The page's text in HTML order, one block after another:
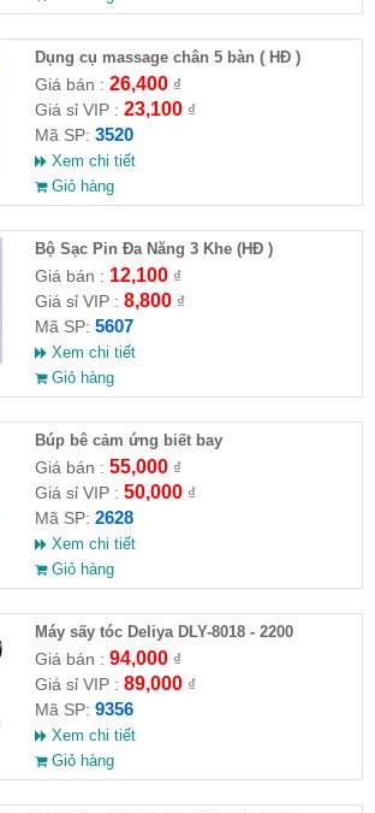
Dụng cụ massage chân 5 bàn ( HĐ )
Giá bán : 26,400₫
Giá sỉ VIP : 23,100₫
Mã SP: 3520
Xem chi tiết
Giỏ hàng
Bộ Sạc Pin Đa Năng 3 Khe (HĐ )
Giá bán : 12,100₫
Giá sỉ VIP : 8,800₫
Mã SP: 5607
Xem chi tiết
Giỏ hàng
​Búp bê cảm ứng biết bay
Giá bán : 55,000₫
Giá sỉ VIP : 50,000₫
Mã SP: 2628
Xem chi tiết
Giỏ hàng
Máy sấy tóc Deliya DLY-8018 - 2200
Giá bán : 94,000₫
Giá sỉ VIP : 89,000₫
Mã SP: 9356
Xem chi tiết
Giỏ hàng